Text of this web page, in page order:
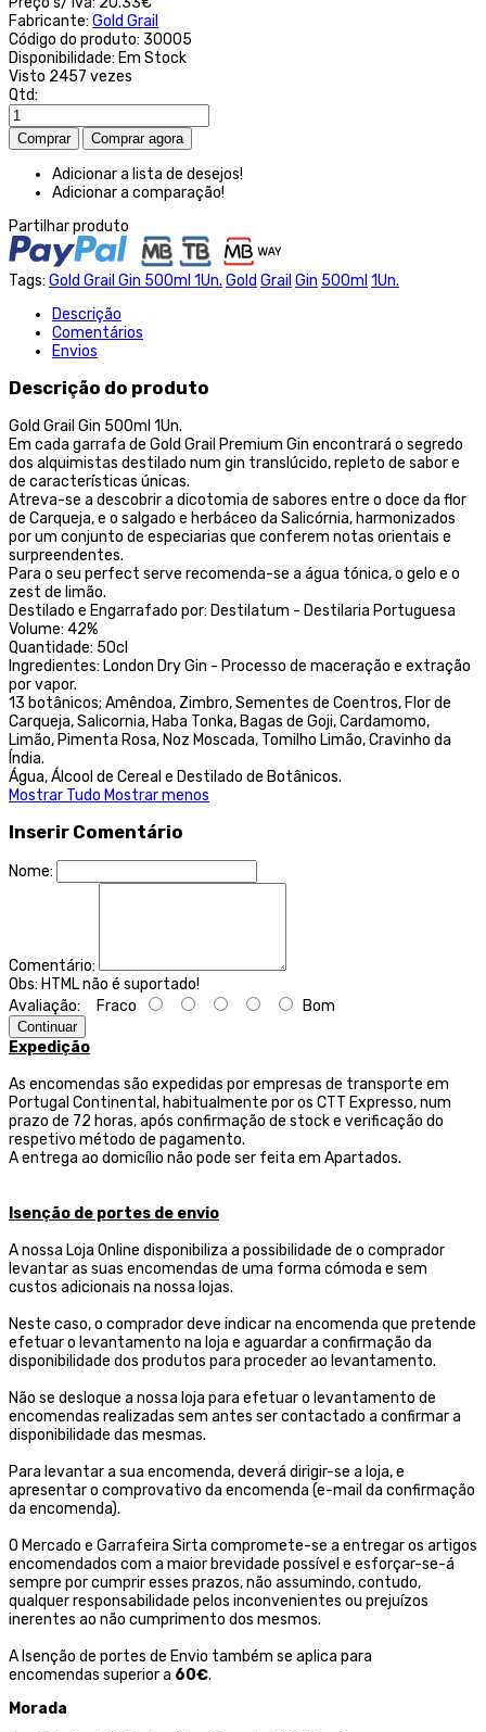
Fabricante: Gold Grail
Código do produto: 30005
Disponibilidade: Em Stock
Visto 2457 vezes
Qtd:
Adicionar a lista de desejos!
Adicionar a comparação!
Partilhar produto
Tags: Gold Grail Gin 500ml 1Un. Gold Grail Gin 500ml 1Un.
Descrição
Comentários
Envios
Descrição do produto
Gold Grail Gin 500ml 1Un.
Em cada garrafa de Gold Grail Premium Gin encontrará o segredo
dos alquimistas destilado num gin translúcido, repleto de sabor e
de características únicas.
Atreva-se a descobrir a dicotomia de sabores entre o doce da flor
de Carqueja, e o salgado e herbáceo da Salicórnia, harmonizados
por um conjunto de especiarias que conferem notas orientais e
surpreendentes.
Para o seu perfect serve recomenda-se a água tónica, o gelo e o
zest de limão.
Destilado e Engarrafado por: Destilatum - Destilaria Portuguesa
Volume: 42%
Quantidade: 50cl
Ingredientes: London Dry Gin - Processo de maceração e extração
por vapor.
13 botânicos; Amêndoa, Zimbro, Sementes de Coentros, Flor de
Carqueja, Salicornia, Haba Tonka, Bagas de Goji, Cardamomo,
Limão, Pimenta Rosa, Noz Moscada, Tomilho Limão, Cravinho da
Índia.
Água, Álcool de Cereal e Destilado de Botânicos.
Mostrar Tudo Mostrar menos
Inserir Comentário
Nome:
Comentário:
Obs: HTML não é suportado!
Avaliação: Fraco Bom
Continuar
Expedição
As encomendas são expedidas por empresas de transporte em
Portugal Continental, habitualmente por os CTT Expresso,num
prazo de 72 horas, após confirmação de stock e verificação do
respetivo método de pagamento.
A entrega ao domicílio não pode ser feita em Apartados.
Isenção de portes de envio
A nossa Loja Online disponibiliza a possibilidade de o comprador
levantar as suas encomendas de uma forma cómoda e sem
custos adicionais na nossa lojas.
Neste caso, o comprador deve indicar na encomenda que pretende
efetuar o levantamento na loja e aguardar a confirmação da
disponibilidade dos produtos para proceder ao levantamento.
Não se desloque a nossa loja para efetuar o levantamento de
encomendas realizadas sem antes ser contactado a confirmar a
disponibilidade das mesmas.
Para levantar a sua encomenda, deverá dirigir-se a loja, e
apresentar o comprovativo da encomenda (e-mail da confirmação
da encomenda).
O Mercado e Garrafeira Sirta compromete-se a entregar os artigos
encomendados com a maior brevidade possível e esforçar-se-á
sempre por cumprir esses prazos, não assumindo, contudo,
qualquer responsabilidade pelos inconvenientes ou prejuízos
inerentes ao não cumprimento dos mesmos.
A Isenção de portes de Envio também se aplica para
encomendas superior a 60€.
Morada